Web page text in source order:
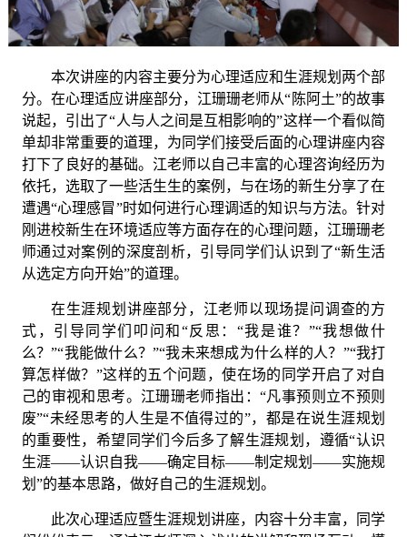
本次讲座的内容主要分为心理适应和生涯规划两个部
分。在心理适应讲座部分，江珊珊老师从“陈阿土”的故事
说起，引出了“人与人之间是互相影响的”这样一个看似简
单却非常重要的道理，为同学们接受后面的心理讲座内容
打下了良好的基础。江老师以自己丰富的心理咨询经历为
依托，选取了一些活生生的案例，与在场的新生分享了在
遭遇“心理感冒”时如何进行心理调适的知识与方法。针对
刚进校新生在环境适应等方面存在的心理问题，江珊珊老
师通过对案例的深度剖析，引导同学们认识到了“新生活
从选定方向开始”的道理。
在生涯规划讲座部分，江老师以现场提问调查的方
式，引导同学们叩问和 “反思：“我是谁？”“我想做什
么？”“我能做什么？”“我未来想成为什么样的人？”“我打
算怎样做？”这样的五个问题，使在场的同学开启了对自
己的审视和思考。江珊珊老师指出：“凡事预则立不预则
废”“未经思考的人生是不值得过的”，都是在说生涯规划
的重要性，希望同学们今后多了解生涯规划，遵循“认识
生涯——认识自我——确定目标——制定规划——实施规
划”的基本思路，做好自己的生涯规划。
此次心理适应暨生涯规划讲座，内容十分丰富，同学